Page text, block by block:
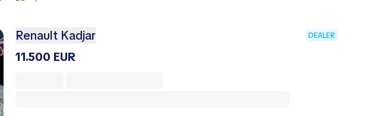
Renault Kadjar DEALER
11.500 EUR